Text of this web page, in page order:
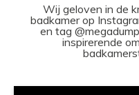
Wij geloven in de
badkamer op
en tag
inspirerende